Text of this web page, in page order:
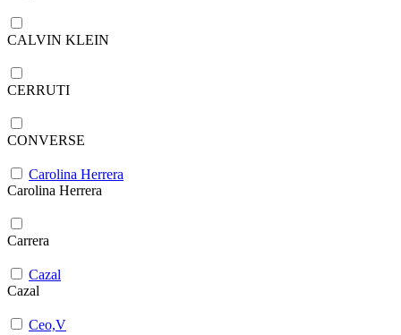
CALVIN KLEIN
CERRUTI
CONVERSE
Carolina Herrera
Carolina Herrera
Carrera
Cazal
Cazal
Ceo,V